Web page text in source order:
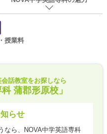
授業料
話教室をお探しなら
蒲郡形原校」
らせ
なら、NOVA中学英語専科